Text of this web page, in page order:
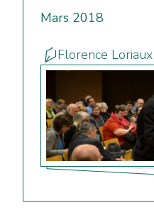
Mars 2018
Florence Loriaux